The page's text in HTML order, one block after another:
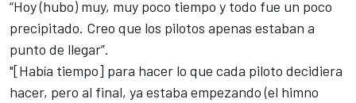
“Hoy (hubo) muy, muy poco tiempo y todo fue un poco
precipitado. Creo que los pilotos apenas estaban a
punto de llegar”.
"[Había tiempo] para hacer lo que cada piloto decidiera
hacer, pero al final, ya estaba empezando (el himno